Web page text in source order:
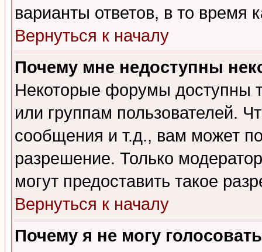
варианты ответов, в то время
Вернуться к началу
Почему мне недоступны
Некоторые форумы доступны
или группам пользователей.
сообщения и т.д., вам может
разрешение. Только
могут предоставить такое
Вернуться к началу
Почему я не могу